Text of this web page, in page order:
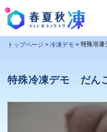
トップページ > 冷凍デモ > 特殊冷
特殊冷凍デモ だん